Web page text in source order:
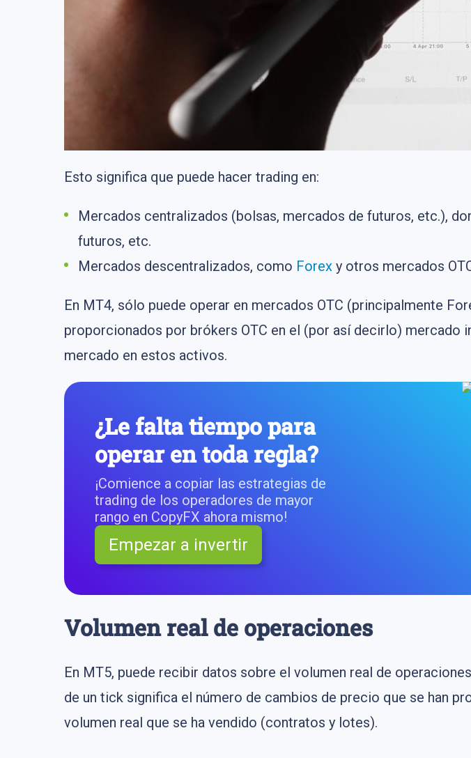
Esto significa que puede hacer trading en:
Mercados centralizados (bolsas, mercados de futuros, etc.),
futuros, etc.
Mercados descentralizados, como Forex y otros mercados
En MT4, sólo puede operar en mercados OTC (principalmente
proporcionados por brókers OTC en el (por así decirlo)
mercado en estos activos.
¿Le falta tiempo para
operar en toda regla?
¡Comience a copiar las estrategias de
trading de los operadores de mayor
rango en CopyFX ahora mismo!
Empezar a invertir
Volumen real de operaciones
En MT5, puede recibir datos sobre el volumen real de
de un tick significa el número de cambios de precio que se han
volumen real que se ha vendido (contratos y lotes).